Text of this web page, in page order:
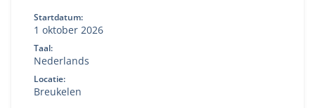
Startdatum:
1 oktober 2026
Taal:
Nederlands
Locatie:
Breukelen